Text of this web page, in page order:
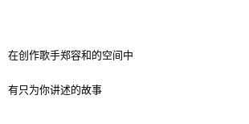
在创 作歌手郑容和的空间 中
有只 为你讲述的故事